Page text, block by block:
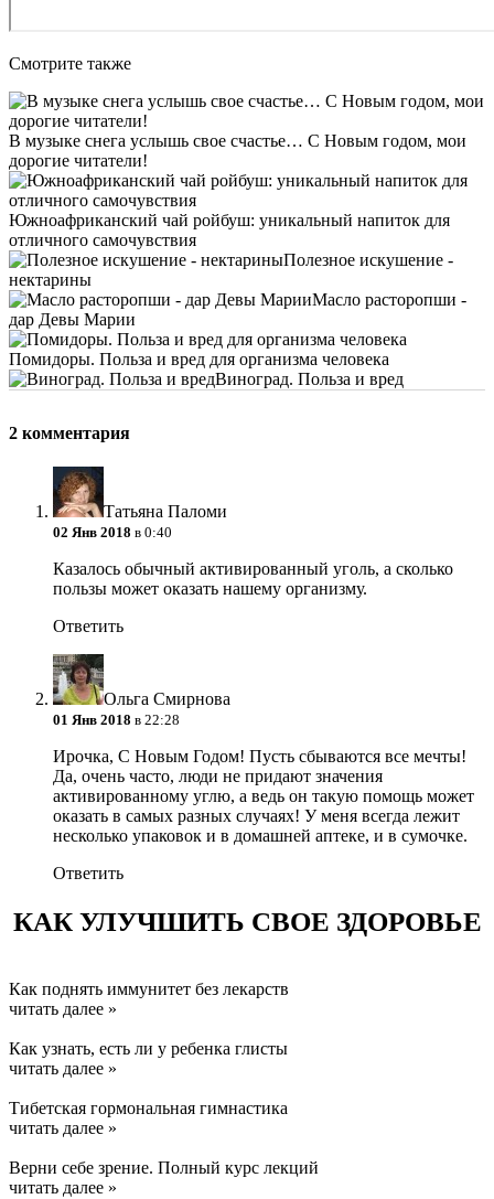
Смотрите также
В музыке снега услышь свое счастье… С Новым годом, мои
дорогие читатели!
Южноафриканский чай ройбуш: уникальный напиток для
отличного самочувствия
Полезное искушение -
нектарины
Масло расторопши -
дар Девы Марии
Помидоры. Польза и вред для организма человека
Виноград. Польза и вред
2 комментария
Татьяна Паломи
02 Янв 2018 в 0:40
Казалось обычный активированный уголь, а сколько
пользы может оказать нашему организму.
Ответить
Ольга Смирнова
01 Янв 2018 в 22:28
Ирочка, С Новым Годом! Пусть сбываются все мечты!
Да, очень часто, люди не придают значения
активированному углю, а ведь он такую помощь может
оказать в самых разных случаях! У меня всегда лежит
несколько упаковок и в домашней аптеке, и в сумочке.
Ответить
КАК УЛУЧШИТЬ СВОЕ ЗДОРОВЬЕ
Как поднять иммунитет без лекарств
читать далее »
Как узнать, есть ли у ребенка глисты
читать далее »
Тибетская гормональная гимнастика
читать далее »
Верни себе зрение. Полный курс лекций
читать далее »